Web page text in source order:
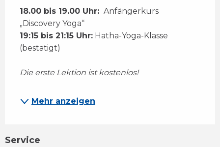
18.00 bis 19.00 Uhr: Anfängerkurs
„Discovery Yoga“
19:15 bis 21:15 Uhr: Hatha-Yoga-Klasse
(bestätigt)
Die erste Lektion ist kostenlos!
Mehr anzeigen
Service